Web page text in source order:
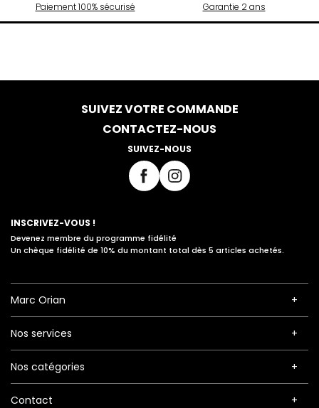
Paiement 100% sécurisé Garantie 2 ans
SUIVEZ VOTRE COMMANDE
CONTACTEZ-NOUS
SUIVEZ-NOUS
INSCRIVEZ-VOUS !
Devenez membre du programme fidélité
Un chèque fidélité de 10% du montant total dès 5 articles achetés.
Marc Orian
Nos services
Nos catégories
Contact